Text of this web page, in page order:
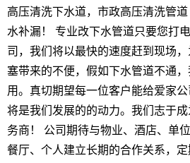
高压清洗下水道，市政高压清洗管
水补漏！ 专业改下水管道只要您打
司，我们将以最快的速度赶到现场
塞带来的不便，假如下水管道不通
用。真切期望每一位客户能给爱家
将是我们发展的的动力。我们志于
务商！ 公司期待与物业、酒店、单
餐厅、个人建立长期的合作关系，